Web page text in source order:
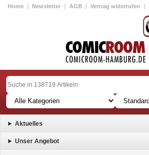
Home | Newsletter | AGB | Vertrag widerrufen |
Aktuelles
Unser Angebot